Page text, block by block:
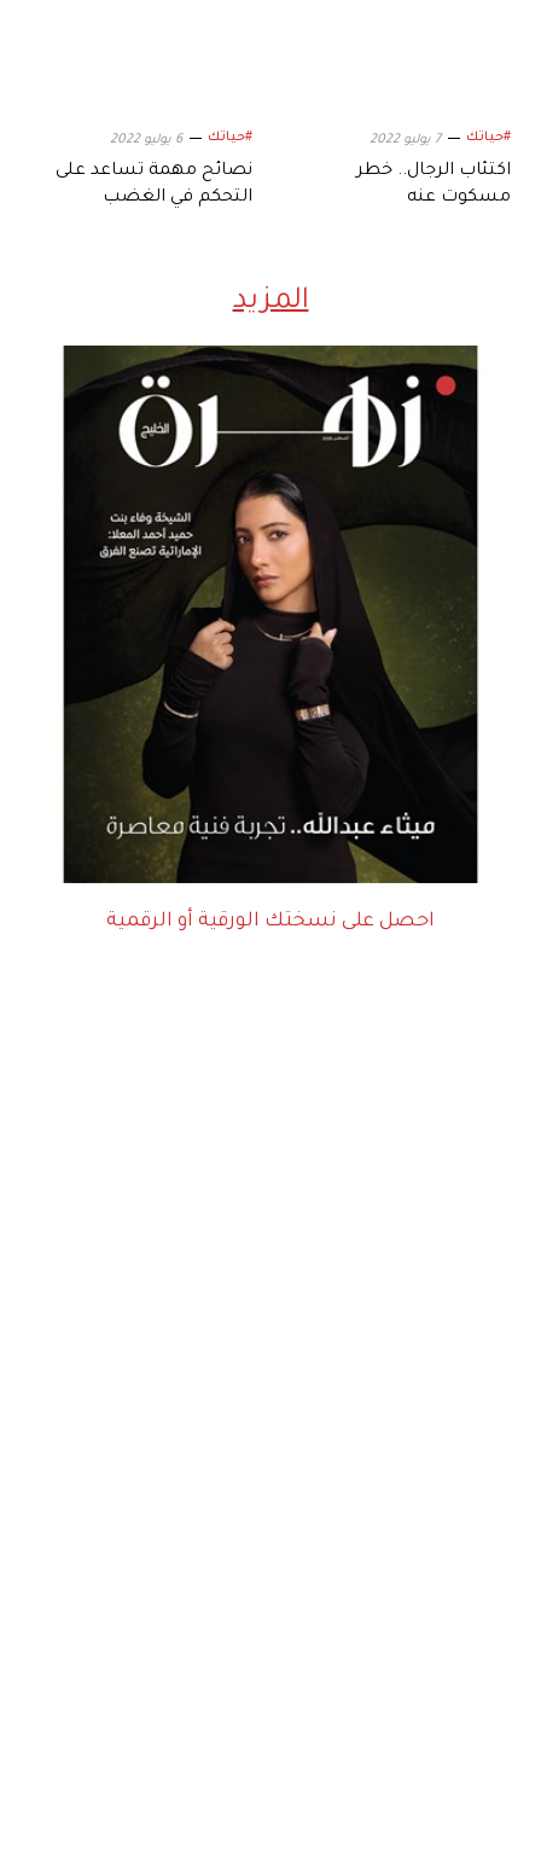
#حياتك 7 يوليو 2022
اكتئاب الرجال.. خطر
مسكوت عنه
#حياتك 6 يوليو 2022
نصائح مهمة تساعد على
التحكم في الغضب
المزيد
احصل على نسختك الورقية أو الرقمية